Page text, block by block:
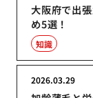
大阪府で出
め5選！
知識
2026.03.29